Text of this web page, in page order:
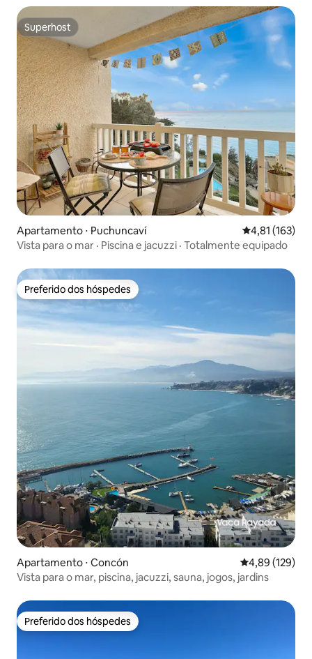
Superhost
Superhost
Apartamento ⋅ Puchuncaví 4,81 de uma
4,81 (163)
Vista para o mar · Piscina e jacuzzi · Totalmente equipado
Preferido dos hóspedes
Preferido dos hóspedes
Apartamento ⋅ Concón 4,89 de uma
4,89 (129)
Vista para o mar, piscina, jacuzzi, sauna, jogos, jardins
Preferido dos hóspedes
Preferido dos hóspedes